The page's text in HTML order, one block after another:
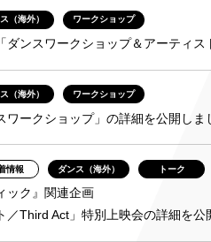
（海外） ワークショップ
ダンスワークショップ＆アーティ
（海外） ワークショップ
ワークショップ」の詳細を公開しま
情報 ダンス（海外） トーク
ック』関連企画
／Third Act」特別上映会の詳細を公